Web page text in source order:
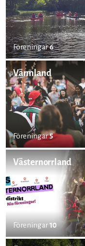
Föreningar6
Värmland
Föreningar5
Västernorrland
Föreningar10